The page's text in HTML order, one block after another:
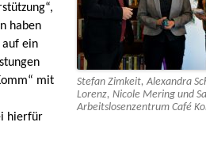
Stefan Zimkeit, Alexandra
Lorenz, Nicole Mering und
Arbeitslosenzentrum Café
haben
auf ein
mit
hierfür